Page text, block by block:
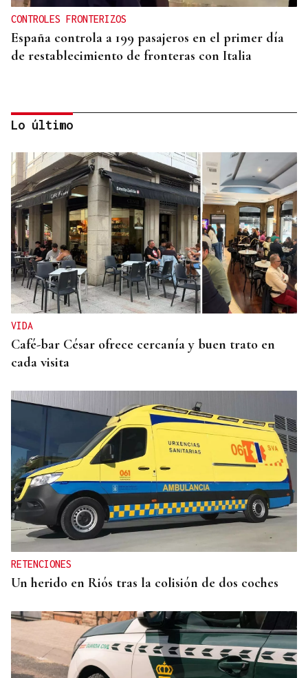
CONTROLES FRONTERIZOS
España controla a 199 pasajeros en el primer día
de restablecimiento de fronteras con Italia
ECLIPSE EN ESPAÑA
Iberia fletará un vuelo especial para contemplar el
eclipse total de Sol desde el aire
Lo último
VIDA
Café-bar César ofrece cercanía y buen trato en
cada visita
RETENCIONES
Un herido en Riós tras la colisión de dos coches